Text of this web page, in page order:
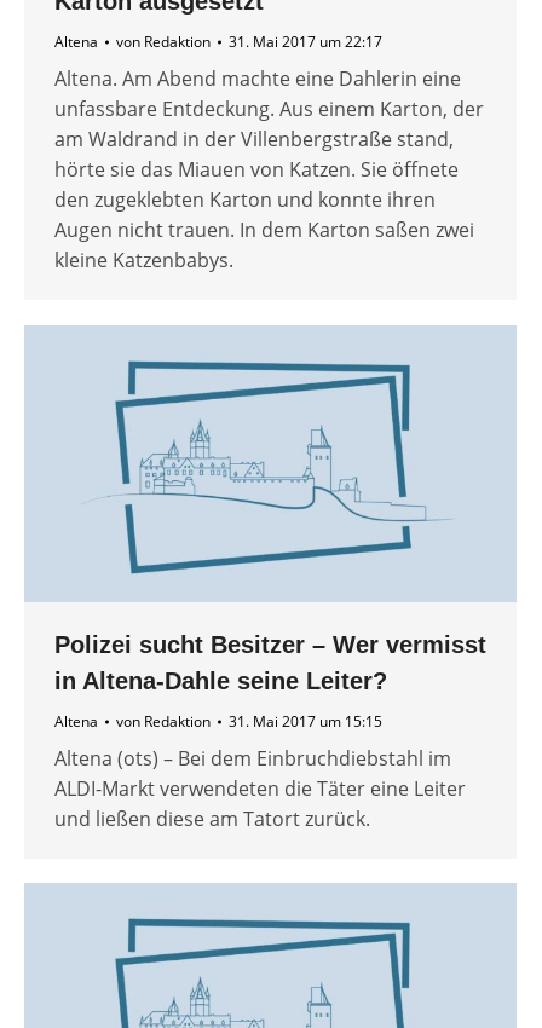
Altena von Redaktion 31. Mai 2017 um 22:17
Altena. Am Abend machte eine Dahlerin eine
unfassbare Entdeckung. Aus einem Karton, der
am Waldrand in der Villenbergstraße stand,
hörte sie das Miauen von Katzen. Sie öffnete
den zugeklebten Karton und konnte ihren
Augen nicht trauen. In dem Karton saßen zwei
kleine Katzenbabys.
Polizei sucht Besitzer – Wer vermisst
in Altena-Dahle seine Leiter?
Altena von Redaktion 31. Mai 2017 um 15:15
Altena (ots) – Bei dem Einbruchdiebstahl im
ALDI-Markt verwendeten die Täter eine Leiter
und ließen diese am Tatort zurück.